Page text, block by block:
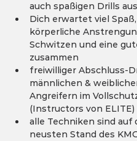
auch spaßigen Drills aus
Dich erwartet viel Spaß,
körperliche
Schwitzen und eine
zusammen
freiwilliger Abschluss-
männlichen &
Angreifern im
(Instructors von ELITE)
alle Techniken sind auf
neusten Stand des